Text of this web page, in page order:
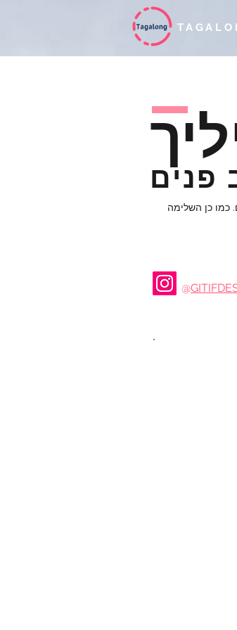
פנים
כמו כן השלימה
@